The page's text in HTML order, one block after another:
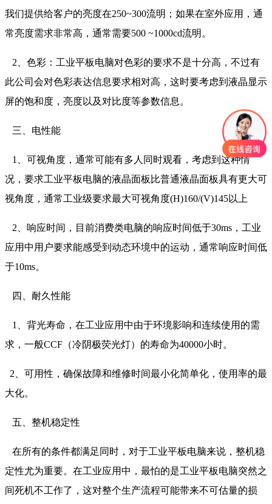
我们提供给客户的亮度在250~300流明；如果在室外应用，通
常亮度需求非常高，通常需要500 ~1000cd流明。
2、色彩：工业平板电脑对色彩的要求不是十分高，不过有
此公司会对色彩表达信息要求相对高，这时要考虑到液晶显示
屏的饱和度，亮度以及对比度等参数信息。
三、电性能
1、可视角度，通常可能有多人同时观看，考虑到这种情
况，要求工业平板电脑的液晶面板比普通液晶面板具有更大可
视角度，通常工业级要求最大可视角度(H)160/(V)145以上
2、响应时间，目前消费类电脑的响应时间低于30ms，工业
应用中用户要求能感受到动态环境中的运动，通常响应时间低
于10ms。
四、耐久性能
1、背光寿命，在工业应用中由于环境影响和连续使用的需
求，一般CCF（冷阴极荧光灯）的寿命为40000小时。
2、可用性，确保故障和维修时间最小化简单化，使用率的最
大化。
五、整机稳定性
在所有的条件都满足同时，对于工业平板电脑来说，整机稳
定性尤为重要。在工业应用中，最怕的是工业平板电脑突然之
间死机不工作了，这对整个生产流程可能带来不可估量的损